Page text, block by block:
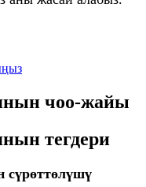
чоо-жайы
тегдери
сүрөттөлүшү